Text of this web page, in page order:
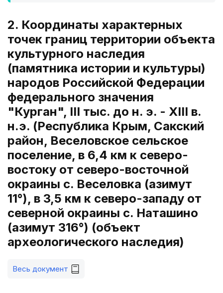
2. Координаты характерных
точек границ территории объекта
культурного наследия
(памятника истории и культуры)
народов Российской Федерации
федерального значения
"Курган", III тыс. до н. э. - XIII в.
н.э. (Республика Крым, Сакский
район, Веселовское сельское
поселение, в 6,4 км к северо-
востоку от северо-восточной
окраины с. Веселовка (азимут
11°), в 3,5 км к северо-западу от
северной окраины с. Наташино
(азимут 316°) (объект
археологического наследия)
Весь документ